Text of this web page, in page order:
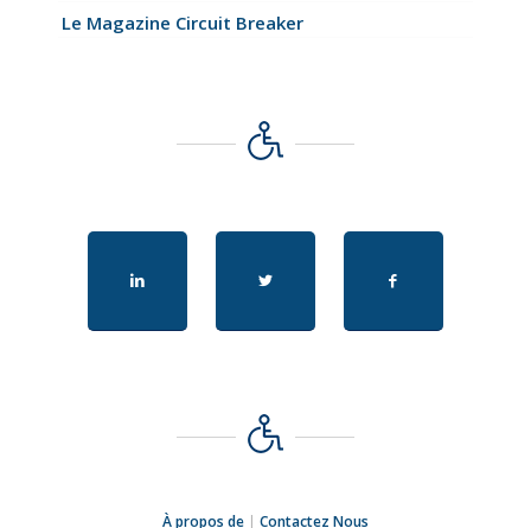
Le Magazine Circuit Breaker
À propos de| Contactez Nous